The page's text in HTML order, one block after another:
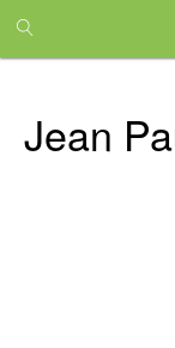
month
free
Jean